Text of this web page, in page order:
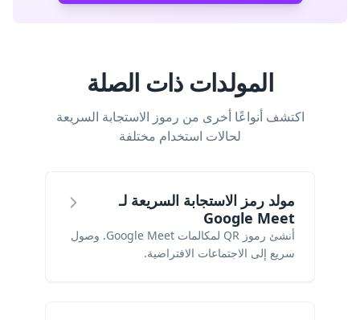
المولدات ذات الصلة
اكتشف أنواعًا أخرى من رموز الاستجابة السريعة
لحالات استخدام مختلفة
مولد رمز الاستجابة السريعة لـ
Google Meet
أنشئ رموز QR لمكالمات Google Meet. وصول
سريع إلى الاجتماعات الافتراضية.